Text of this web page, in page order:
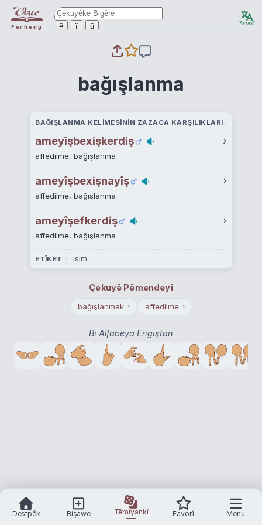
Ferheng ê î û Zazakî
bağışlanma
BAĞIŞLANMA KELIMESININ ZAZACA KARŞILIKLARI
ameyîşbexişkerdiş ›
affedilme, bağışlanma
ameyîşbexişnayîş ›
affedilme, bağışlanma
ameyîşefkerdiş ›
affedilme, bağışlanma
ETÎKET isim
Çekuyê Pêmendeyî
bağışlanmak › affedilme ›
Bi Alfabeya Engiştan
Destpêk Bişawe Têmîyankî Favorî Menu